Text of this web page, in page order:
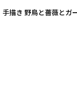
描き 野鳥と薔薇とガ